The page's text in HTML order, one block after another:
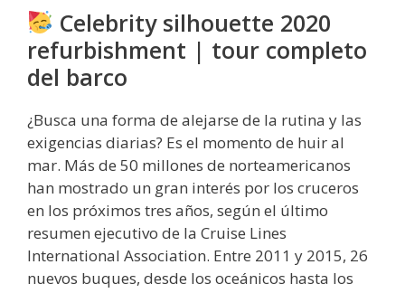
Celebrity silhouette 2020
refurbishment | tour completo
del barco
¿Busca una forma de alejarse de la rutina y las
exigencias diarias? Es el momento de huir al
mar. Más de 50 millones de norteamericanos
han mostrado un gran interés por los cruceros
en los próximos tres años, según el último
resumen ejecutivo de la Cruise Lines
International Association. Entre 2011 y 2015, 26
nuevos buques, desde los oceánicos hasta los